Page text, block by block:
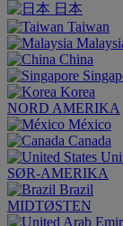
日本
Taiwan
China
Korea
NORD AMERIKA
México
Canada
SØR-AMERIKA
Brazil
MIDTØSTEN